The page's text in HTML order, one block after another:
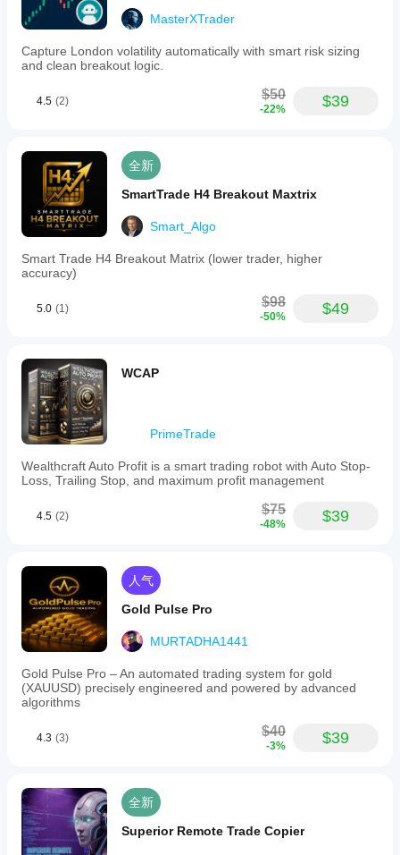
境中
测试
机器
人有
了解
中的
现。
MasterXTrader
Capture London volatility automatically with smart risk sizing
and clean breakout logic.
4.5 (2) $50
-22% $39
全新
SmartTrade H4 Breakout Maxtrix
Smart_Algo
Smart Trade H4 Breakout Matrix (lower trader, higher
accuracy)
5.0 (1) $98
-50% $49
WCAP
PrimeTrade
Wealthcraft Auto Profit is a smart trading robot with Auto Stop-
Loss, Trailing Stop, and maximum profit management
4.5 (2) $75
-48% $39
人气
Gold Pulse Pro
MURTADHA1441
Gold Pulse Pro – An automated trading system for gold
(XAUUSD) precisely engineered and powered by advanced
algorithms
4.3 (3) $40
-3% $39
全新
Superior Remote Trade Copier